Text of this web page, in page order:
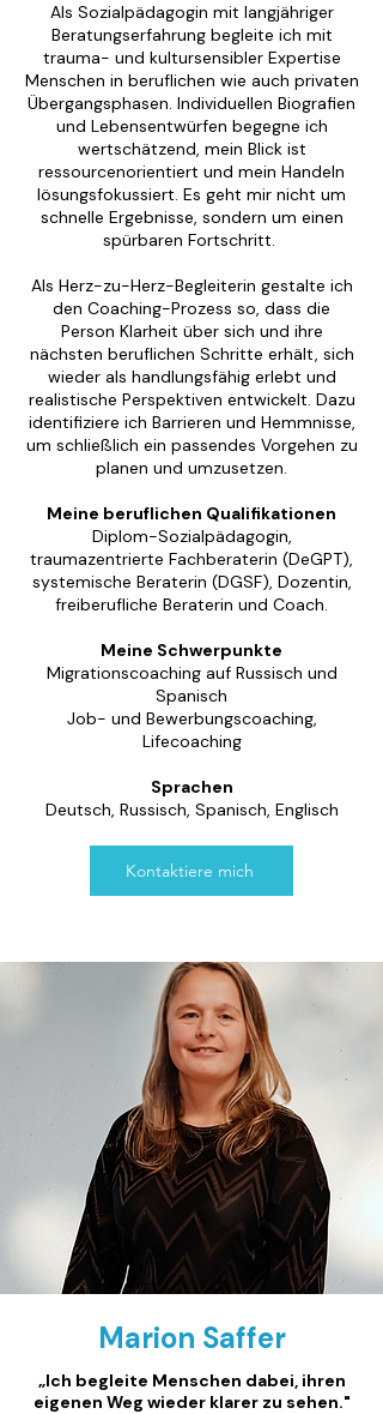
Als Sozialpädagogin mit langjähriger
Beratungserfahrung begleite ich mit
trauma- und kultursensibler Expertise
Menschen in beruflichen wie auch privaten
Übergangsphasen. Individuellen Biografien
und Lebensentwürfen begegne ich
wertschätzend, mein Blick ist
ressourcenorientiert und mein Handeln
lösungsfokussiert. Es geht mir nicht um
schnelle Ergebnisse, sondern um einen
spürbaren Fortschritt.
Als Herz-zu-Herz-Begleiterin gestalte ich
den Coaching-Prozess so, dass die
Person Klarheit über sich und ihre
nächsten beruflichen Schritte erhält, sich
wieder als handlungsfähig erlebt und
realistische Perspektiven entwickelt. Dazu
identifiziere ich Barrieren und Hemmnisse,
um schließlich ein passendes Vorgehen zu
planen und umzusetzen.
Meine beruflichen Qualifikationen
Diplom-Sozialpädagogin,
traumazentrierte Fachberaterin (DeGPT),
systemische Beraterin (DGSF), Dozentin,
freiberufliche Beraterin und Coach.
Meine Schwerpunkte
Migrationscoaching auf Russisch und
Spanisch
Job- und Bewerbungscoaching,
Lifecoaching
Sprachen
Deutsch, Russisch, Spanisch, Englisch
Kontaktiere mich
Marion Saffer
„Ich begleite Menschen dabei, ihren
eigenen Weg wieder klarer zu sehen."